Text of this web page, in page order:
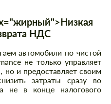
НДС
автомобили по чистой
не только управляет
и предоставляет своим
затраты сразу во
не в конце налогового